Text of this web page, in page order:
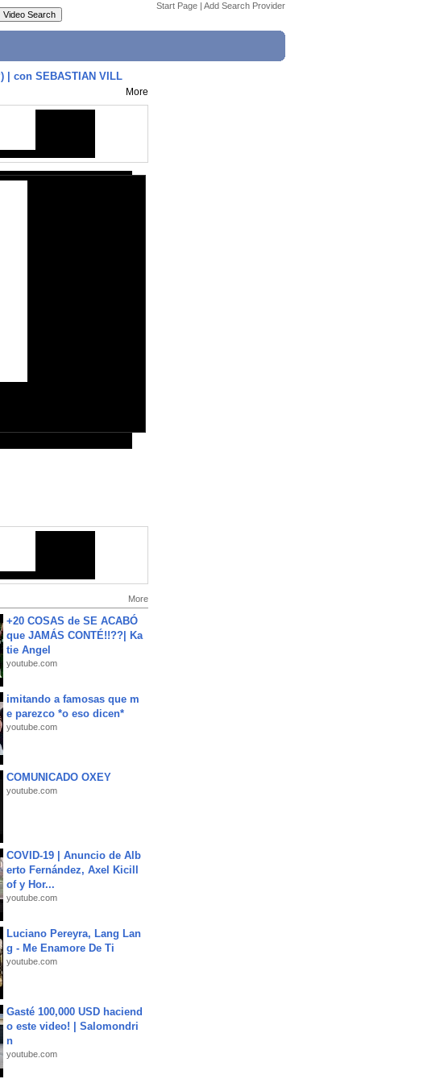
Start Page | Add Search Provider
| con SEBASTIAN VILL
More
More
+20 COSAS de SE ACABÓ
que JAMÁS CONTÉ!!??| Ka
tie Angel
youtube.com
imitando a famosas que m
e parezco *o eso dicen*
youtube.com
COMUNICADO OXEY
youtube.com
COVID-19 | Anuncio de Alb
erto Fernández, Axel Kicill
of y Hor...
youtube.com
Luciano Pereyra, Lang Lan
g - Me Enamore De Ti
youtube.com
Gasté 100,000 USD haciend
o este video! | Salomondri
n
youtube.com